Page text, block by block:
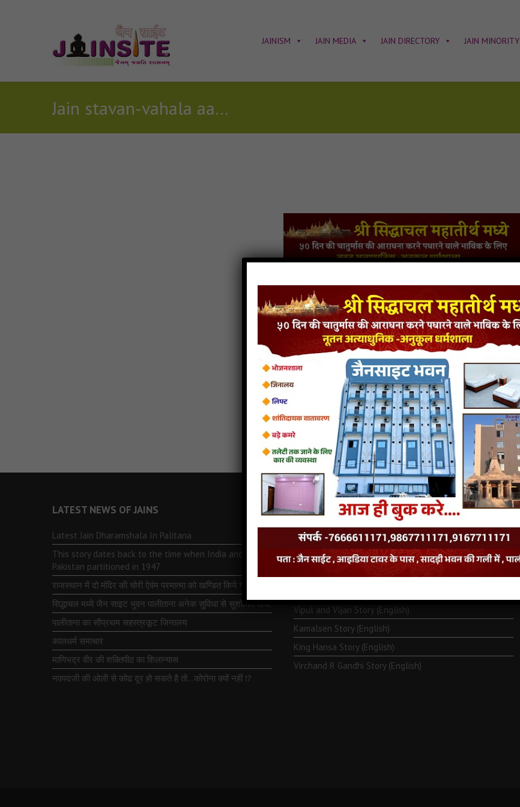
JAINISM JAIN MEDIA JAIN DIRECTORY JAIN MINORITY
Jain stavan-vahala aadinath mane dejo sada sath jain song
LATEST NEWS OF JAINS
Latest Jain Dharamshala In Palitana
This story dates back to the time when India and
Pakistan partitioned in 1947
राजस्थान में दो मंदिर की चोरी ऐवंम परमात्मा को खण्डित किये गये
सिद्धाचल मध्ये जैन साइट भुवन पालीताना अनेक सुविधा से सुशोभित तीर्थ.
पालीताना का सौप्रथम सहस्त्रकूट जिनालय
कालधर्म समाचार
माणिभद्र वीर की शक्तिपीठ का शिलान्यास
नवपदजी की ओली से कोढ दूर हो सकते है तो…कोरोना क्यों नहीं ⁉️
LATEST JAINISM
The Jain Monk and his Saka saviours (English)
Monk Metarya (English)
Vipul and Vijan Story (English)
Kamalsen Story (English)
King Hansa Story (English)
Virchand R Gandhi Story (English)